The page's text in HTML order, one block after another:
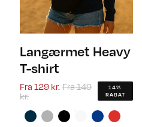
Langærmet Heavy
T-shirt
Fra 129 kr. Fra149
kr.
14%
RABAT